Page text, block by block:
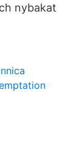
nybakat